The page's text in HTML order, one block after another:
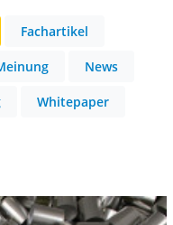
Fachartikel
News
Whitepaper